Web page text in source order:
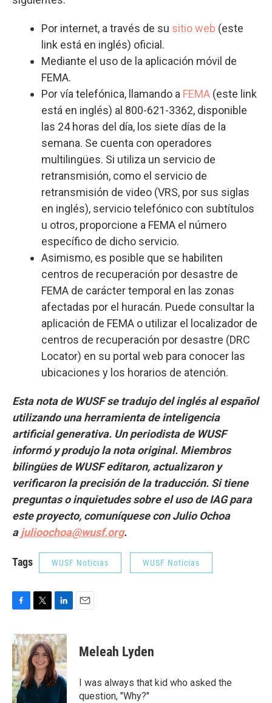
Por internet, a través de su sitio web (este
link está en inglés) oficial.
Mediante el uso de la aplicación móvil de
FEMA.
Por vía telefónica, llamando a FEMA (este link
está en inglés) al 800-621-3362, disponible
las 24 horas del día, los siete días de la
semana. Se cuenta con operadores
multilingües. Si utiliza un servicio de
retransmisión, como el servicio de
retransmisión de video (VRS, por sus siglas
en inglés), servicio telefónico con subtítulos
u otros, proporcione a FEMA el número
específico de dicho servicio.
Asimismo, es posible que se habiliten
centros de recuperación por desastre de
FEMA de carácter temporal en las zonas
afectadas por el huracán. Puede consultar la
aplicación de FEMA o utilizar el localizador de
centros de recuperación por desastre (DRC
Locator) en su portal web para conocer las
ubicaciones y los horarios de atención.
Esta nota de WUSF se tradujo del inglés al español
utilizando una herramienta de inteligencia
artificial generativa. Un periodista de WUSF
informó y produjo la nota original. Miembros
bilingües de WUSF editaron, actualizaron y
verificaron la precisión de la traducción. Si tiene
preguntas o inquietudes sobre el uso de IAG para
este proyecto, comuníquese con Julio Ochoa
ajulioochoa@wusf.org.
Tags WUSF Noticias WUSF Noticias
c
e
b
o
o
k
i
t
t
e
r
n
k
e
d
I
n
Meleah Lyden
I was always that kid who asked the
question, "Why?"